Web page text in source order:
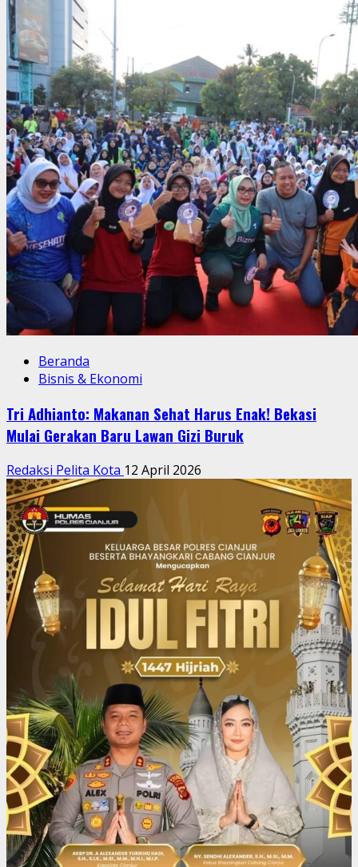
Beranda
Bisnis & Ekonomi
Tri Adhianto: Makanan Sehat Harus Enak! Bekasi
Mulai Gerakan Baru Lawan Gizi Buruk
Redaksi Pelita Kota 12 April 2026